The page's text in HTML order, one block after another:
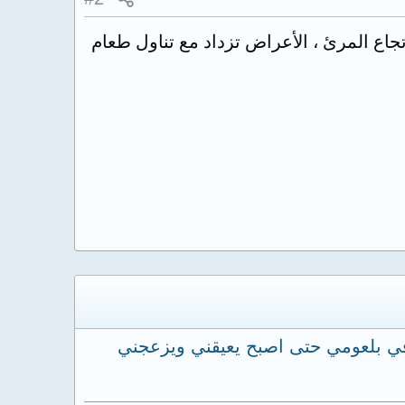
المرئ ، الأعراض تزداد مع تناول طعام
بلعومي حتى اصبح يعيقني ويزعجني